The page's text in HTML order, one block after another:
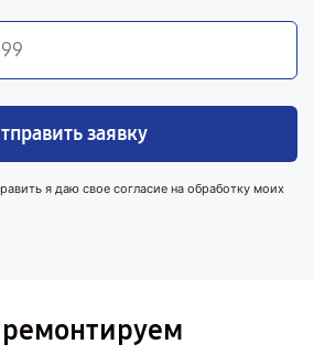
заявку
я даю свое согласие на обработку моих